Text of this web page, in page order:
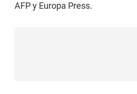
AFP y Europa Press.